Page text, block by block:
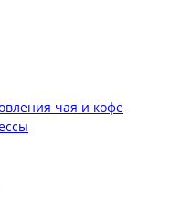
чая и кофе